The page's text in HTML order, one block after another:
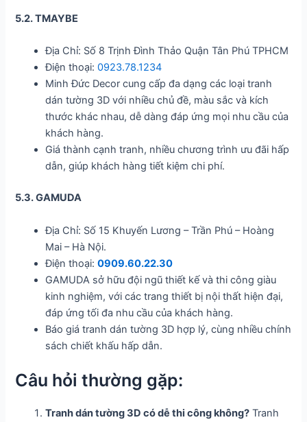
5.2. TMAYBE
Địa Chỉ: Số 8 Trịnh Đình Thảo Quận Tân Phú TPHCM
Điện thoại:0923.78.1234
Minh Đức Decor cung cấp đa dạng các loại tranh
dán tường 3D với nhiều chủ đề, màu sắc và kích
thước khác nhau, dễ dàng đáp ứng mọi nhu cầu của
khách hàng.
Giá thành cạnh tranh, nhiều chương trình ưu đãi hấp
dẫn, giúp khách hàng tiết kiệm chi phí.
5.3. GAMUDA
Địa Chỉ: Số 15 Khuyến Lương – Trần Phú – Hoàng
Mai – Hà Nội.
Điện thoại:0909.60.22.30
GAMUDA sở hữu đội ngũ thiết kế và thi công giàu
kinh nghiệm, với các trang thiết bị nội thất hiện đại,
đáp ứng tối đa nhu cầu của khách hàng.
Báo giá tranh dán tường 3D hợp lý, cùng nhiều chính
sách chiết khấu hấp dẫn.
Câu hỏi thường gặp:
Tranh dán tường 3D có dễ thi công không? Tranh